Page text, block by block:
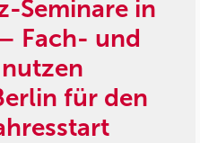
Seminare in
Fach- und
für den